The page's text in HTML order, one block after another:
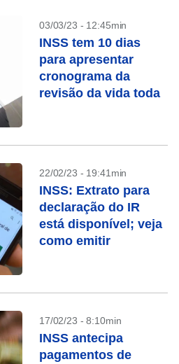
03/03/23 - 12:45min
INSS tem 10 dias
para apresentar
cronograma da
revisão da vida toda
22/02/23 - 19:41min
INSS: Extrato para
declaração do IR
está disponível; veja
como emitir
17/02/23 - 8:10min
INSS antecipa
pagamentos de